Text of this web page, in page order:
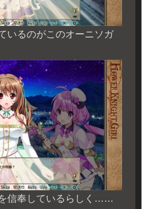
いるのがこのオーニソガ
信奉しているらしく……